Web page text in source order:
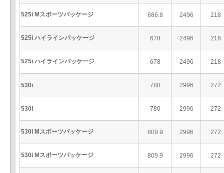
525i Mスポーツパッケージ 686.8 2496 218
525i ハイラインパッケージ 678 2496 218
525i ハイラインパッケージ 678 2496 218
530i 780 2996 272
530i 780 2996 272
530i Mスポーツパッケージ 809.9 2996 272
530i Mスポーツパッケージ 809.9 2996 272